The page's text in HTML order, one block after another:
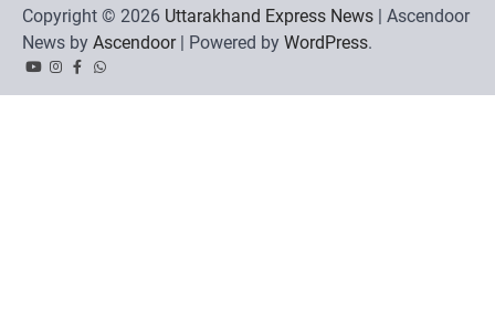
Copyright © 2026 Uttarakhand Express News | Ascendoor
News by Ascendoor| Powered by WordPress.
YouTubeInstagram
Facebook
Whatsapp